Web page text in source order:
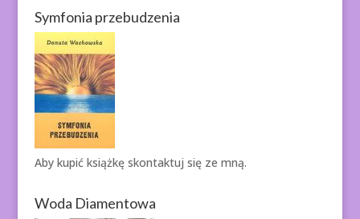
Symfonia przebudzenia
Aby kupić książkę skontaktuj się ze mną.
Woda Diamentowa